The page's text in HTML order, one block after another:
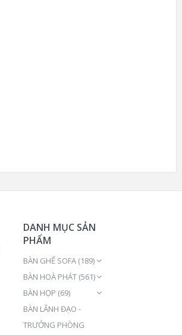
DANH MỤC SẢN
PHẨM
BÀN GHẾ SOFA (189)
BÀN HOÀ PHÁT (561)
BÀN HỌP (69)
BÀN LÃNH ĐẠO -
TRƯỞNG PHÒNG